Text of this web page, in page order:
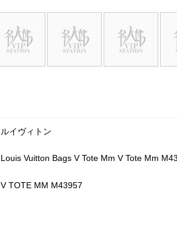
ルイヴィトン
Louis Vuitton Bags V Tote Mm V Tote Mm
V TOTE MM M43957